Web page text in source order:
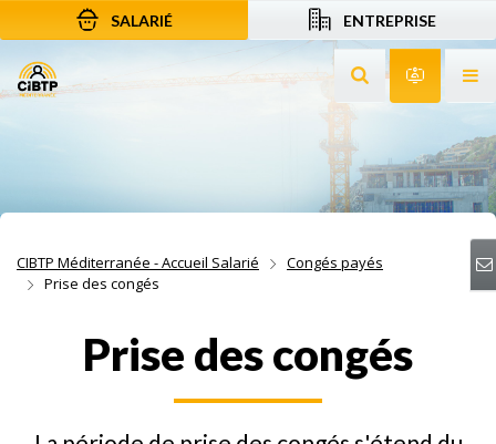
Aller au contenu
Aller à la recherche
Aller à la navigation
SALARIÉ ENTREPRISE
Rechercher sur
CIBTP Méditerranée - Accueil Salarié
Congés payés
Prise des congés
Prise des congés